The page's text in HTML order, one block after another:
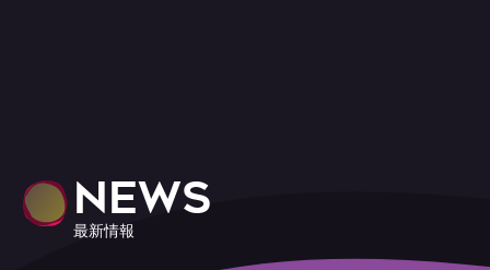
NEWS
最新情報